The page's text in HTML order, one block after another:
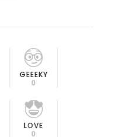
GEEEKY
0
LOVE
0